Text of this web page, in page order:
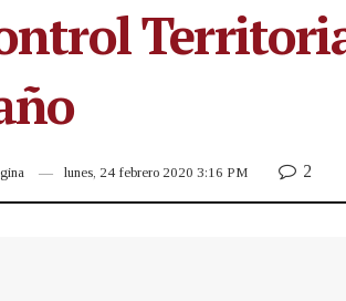
lunes, 24 febrero 2020 3:16 PM 2